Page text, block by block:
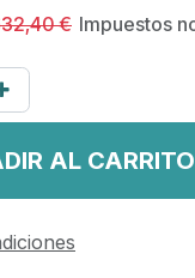
€ Impuestos
AL CARRITO